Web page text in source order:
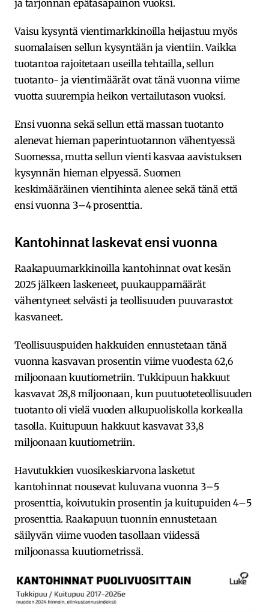
ja tarjonnan epätasapainon vuoksi.
Vaisu kysyntä vientimarkkinoilla heijastuu myös
suomalaisen sellun kysyntään ja vientiin. Vaikka
tuotantoa rajoitetaan useilla tehtailla, sellun
tuotanto- ja vientimäärät ovat tänä vuonna viime
vuotta suurempia heikon vertailutason vuoksi.
Ensi vuonna sekä sellun että massan tuotanto
alenevat hieman paperintuotannon vähentyessä
Suomessa, mutta sellun vienti kasvaa aavistuksen
kysynnän hieman elpyessä. Suomen
keskimääräinen vientihinta alenee sekä tänä että
ensi vuonna 3–4 prosenttia.
Kantohinnat laskevat ensi vuonna
Raakapuumarkkinoilla kantohinnat ovat kesän
2025 jälkeen laskeneet, puukauppamäärät
vähentyneet selvästi ja teollisuuden puuvarastot
kasvaneet.
Teollisuuspuiden hakkuiden ennustetaan tänä
vuonna kasvavan prosentin viime vuodesta 62,6
miljoonaan kuutiometriin. Tukkipuun hakkuut
kasvavat 28,8 miljoonaan, kun puutuoteteollisuuden
tuotanto oli vielä vuoden alkupuoliskolla korkealla
tasolla. Kuitupuun hakkuut kasvavat 33,8
miljoonaan kuutiometriin.
Havutukkien vuosikeskiarvona lasketut
kantohinnat nousevat kuluvana vuonna 3–5
prosenttia, koivutukin prosentin ja kuitupuiden 4–5
prosenttia. Raakapuun tuonnin ennustetaan
säilyvän viime vuoden tasollaan viidessä
miljoonassa kuutiometrissä.